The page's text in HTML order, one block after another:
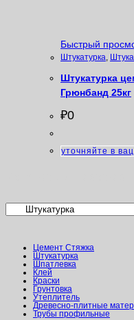
Быстрый
Штукатурка,
Штукатурка
Грюнбанд 25кг
₽0
уточняйте в
Цемент Стяжка
Штукатурка
Шпатлевка
Клей
Краски
Грунтовка
Утеплитель
Древесно-плитные
Трубы профильные